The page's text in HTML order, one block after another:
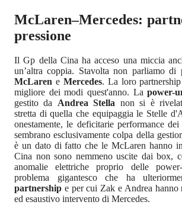
McLaren–Mercedes:
pressione
Il Gp della Cina ha acceso una miccia
un’altra coppia. Stavolta non parliamo
McLaren e Mercedes. La loro
migliore dei modi quest'anno. Lapower-
gestito da Andrea Stella non si è
stretta di quella che equipaggia le Stelle
onestamente, le deficitarie performance
sembrano esclusivamente colpa della
è un dato di fatto che le McLaren hanno
Cina non sono nemmeno uscite dai box,
anomalie elettriche proprio delle
problema gigantesco che ha
partnership e per cui Zak e Andrea hanno
ed esaustivo intervento di Mercedes.